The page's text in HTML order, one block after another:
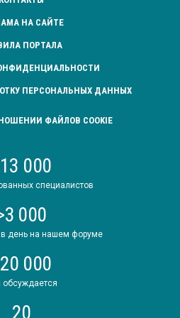
НА САЙТЕ
ПОРТАЛА
ПЕРСОНАЛЬНЫХ ДАННЫХ
ФАЙЛОВ COOKIE
000
специалистов
000
день на нашем форуме
000
обсуждается
20